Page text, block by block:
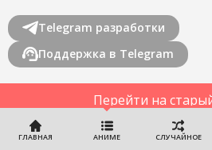
ГЛАВНАЯ АНИМЕ СЛУЧАЙНОЕ
Telegram разработки
Поддержка в Telegram
Перейти на
©2022-2026YummyAnime.